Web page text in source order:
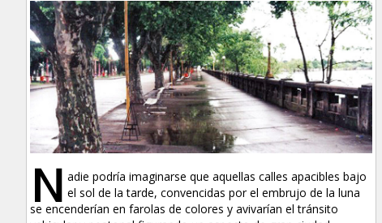
N adie podría imaginarse que aquellas calles apacibles bajo
el sol de la tarde, convencidas por el embrujo de la luna
se encenderían en farolas de colores y avivarían el tránsito